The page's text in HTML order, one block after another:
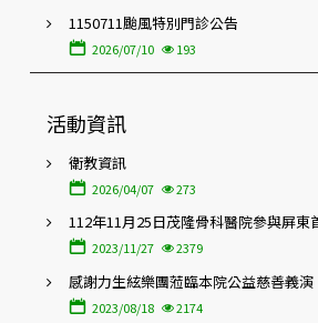
1150711颱風特別門診公告
2026/07/10 193
活動資訊
衛教資訊
2026/04/07 273
112年11月25日茂隆骨科醫院參與屏東
暨在地特色醫療博覽會」
2023/11/27 2379
感謝力生絃樂團蒞臨本院公益慈善義演
2023/08/18 2174